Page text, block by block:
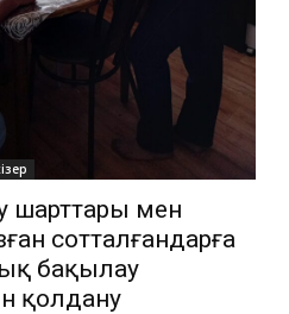
шарттары мен
сотталғандарға
бақылау
қолдану